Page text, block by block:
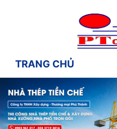
TRANG CHỦ